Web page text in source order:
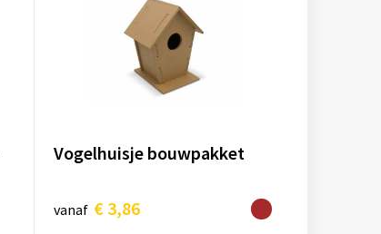
Vogelhuisje bouwpakket
vanaf € 3,86